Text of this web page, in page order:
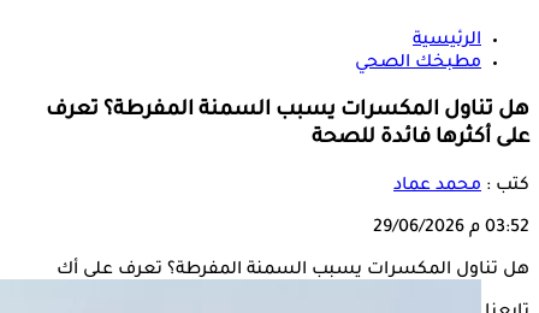
الرئيسية
مطبخك الصحي
هل تناول المكسرات يسبب السمنة المفرطة؟ تعرف
على أكثرها فائدة للصحة
كتب : محمد عماد
03:52 م 29/06/2026
هل تناول المكسرات يسبب السمنة المفرطة؟ تعرف على أك